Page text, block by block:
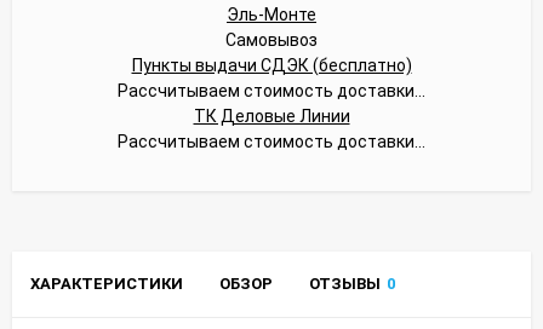
Эль-Монте
Самовывоз
Пункты выдачи СДЭК (бесплатно)
Рассчитываем стоимость доставки...
ТК Деловые Линии
Рассчитываем стоимость доставки...
ХАРАКТЕРИСТИКИ ОБЗОР ОТЗЫВЫ 0